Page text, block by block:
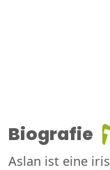
Biografie
Aslan ist eine